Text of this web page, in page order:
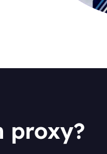
proxy?